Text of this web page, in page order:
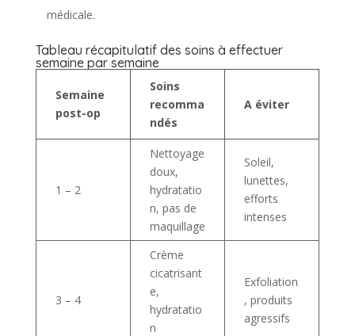
médicale.
Tableau récapitulatif des soins à effectuer
semaine par semaine
Semaine
post-op
Soins
recomma
ndés
A éviter
1 – 2
Nettoyage
doux,
hydratatio
n, pas de
maquillage
Soleil,
lunettes,
efforts
intenses
3 – 4
Crème
cicatrisant
e,
hydratatio
n
Exfoliation
, produits
agressifs